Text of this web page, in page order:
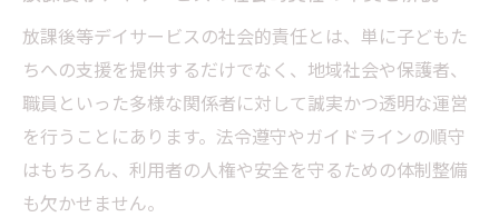
放課後等デイサービスの社会的責任とは、単に子どもた
ちへの支援を提供するだけでなく、地域社会や保護者、
職員といった多様な関係者に対して誠実かつ透明な運営
を行うことにあります。法令遵守やガイドラインの順守
はもちろん、利用者の人権や安全を守るための体制整備
も欠かせません。